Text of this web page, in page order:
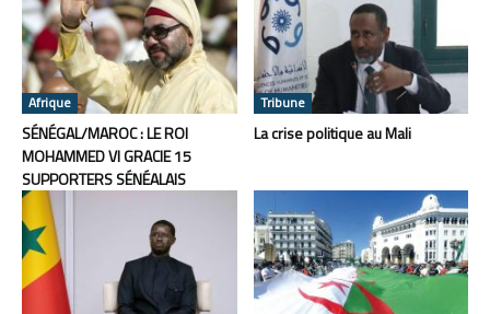
Afrique
SÉNÉGAL/MAROC : LE ROI
MOHAMMED VI GRACIE 15
SUPPORTERS SÉNÉALAIS
Tribune
La crise politique au Mali